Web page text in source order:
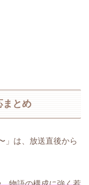
まとめ
」は、放送直後から